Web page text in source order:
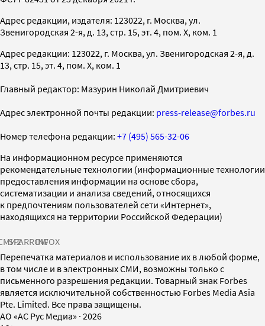
Адрес редакции, издателя: 123022, г. Москва, ул.
Звенигородская 2-я, д. 13, стр. 15, эт. 4, пом. X, ком. 1
Адрес редакции: 123022, г. Москва, ул. Звенигородская 2-я, д.
13, стр. 15, эт. 4, пом. X, ком. 1
Главный редактор: Мазурин Николай Дмитриевич
Адрес электронной почты редакции: press-release@forbes.ru
Номер телефона редакции: +7 (495) 565-32-06
На информационном ресурсе применяются
рекомендательные технологии (информационные технологии
предоставления информации на основе сбора,
систематизации и анализа сведений, относящихся
к предпочтениям пользователей сети «Интернет»,
находящихся на территории Российской Федерации)
SPARROWINFOX
Перепечатка материалов и использование их в любой форме,
в том числе и в электронных СМИ, возможны только с
письменного разрешения редакции. Товарный знак Forbes
является исключительной собственностью Forbes Media Asia
Pte. Limited. Все права защищены.
AO «АС Рус Медиа» · 2026